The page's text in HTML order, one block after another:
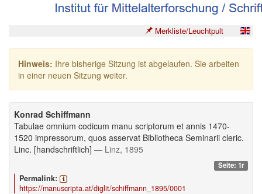
Merkliste/Leuchtpult
Hinweis: Ihre bisherige Sitzung ist abgelaufen. Sie arbeiten
in einer neuen Sitzung weiter.
Konrad Schiffmann
Tabulae omnium codicum manu scriptorum et annis 1470-
1520 impressorum, quos asservat Bibliotheca Seminarii cleric.
Linc. [handschriftlich] — Linz, 1895
Seite: 1r
Permalink:
https://manuscripta.at/diglit/schiffmann_1895/0001